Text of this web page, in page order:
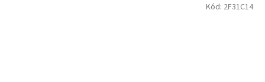
Kód: 2F31C14